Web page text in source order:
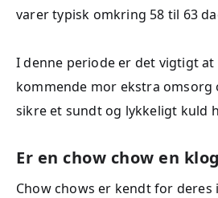
varer typisk omkring 58 til 63
I denne periode er det vigtigt at
kommende mor ekstra
sikre et sundt og lykkeligt kuld
Er en chow chow en
Chow chows er kendt for deres